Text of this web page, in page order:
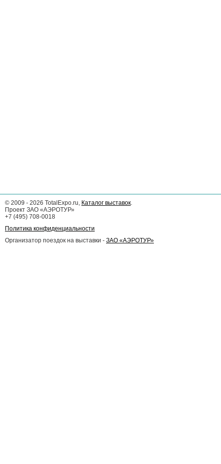
© 2009 - 2026 TotalExpo.ru, Каталог выставок.
Проект ЗАО «АЭРОТУР»
+7 (495) 708-0018
Политика конфиденциальности
Организатор поездок на выставки - ЗАО «АЭРОТУР»